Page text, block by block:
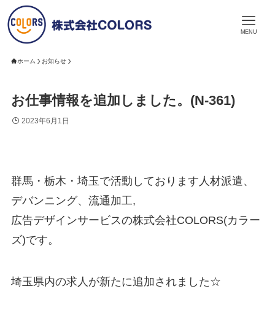
MENU
ホーム お知らせ
お仕事情報を追加しました。(N-361)
2023年6月1日
群馬・栃木・埼玉で活動しております人材派遣、
デバンニング、流通加工,
広告デザインサービスの株式会社COLORS(カラー
ズ)です。
埼玉県内の求人が新たに追加されました☆